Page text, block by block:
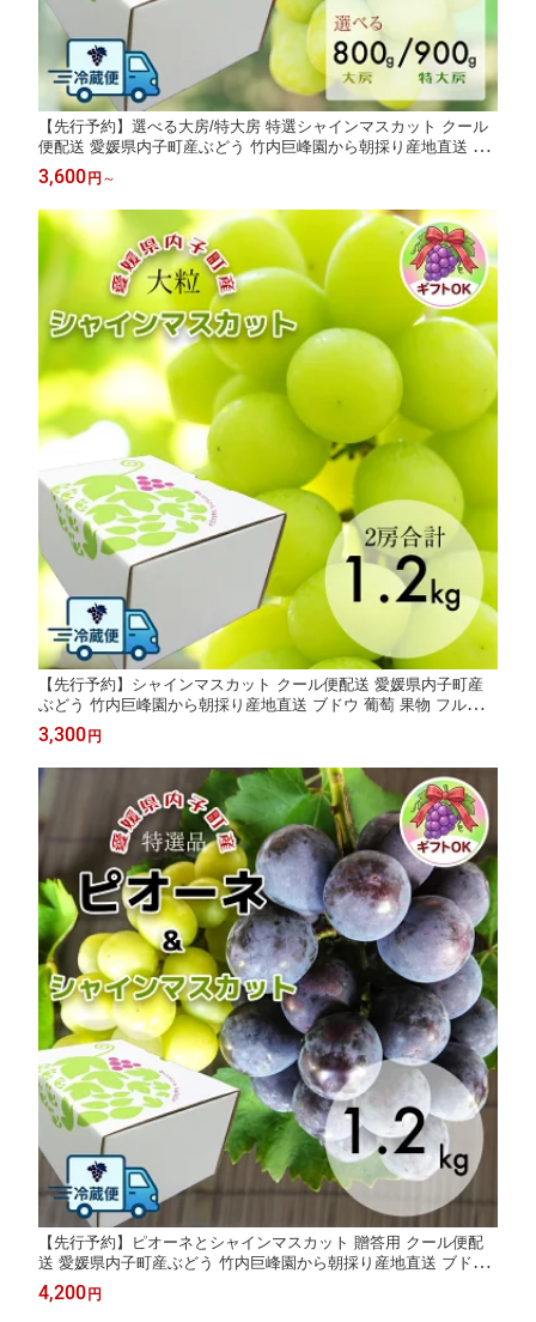
【先行予約】選べる大房/特大房 特選シャインマスカット クール
便配送 愛媛県内子町産ぶどう 竹内巨峰園から朝採り産地直送 ブ
ドウ 葡萄 果物 フルーツ 贈り物 ギフト 夏ギフト 農家直送 ※8月
中旬から9月上旬頃出荷予定
3,600 円 ～
【先行予約】シャインマスカット クール便配送 愛媛県内子町産
ぶどう 竹内巨峰園から朝採り産地直送 ブドウ 葡萄 果物 フルーツ
贈り物 ギフト 夏ギフト 農家直送 ※8月中旬から9月上旬頃出荷予
定
3,300 円
【先行予約】ピオーネとシャインマスカット 贈答用 クール便配
送 愛媛県内子町産ぶどう 竹内巨峰園から朝採り産地直送 ブドウ
葡萄 果物 フルーツ 贈り物 ギフト 夏ギフト 農家直送 ※8月中旬
から9月上旬頃出荷予定
4,200 円